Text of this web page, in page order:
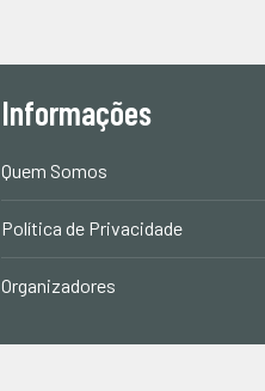
Informações
Quem Somos
Política de Privacidade
Organizadores